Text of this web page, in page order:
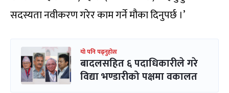
सदस्यता नवीकरण गरेर काम गर्ने मौका दिनुपर्छ ।’
यो पनि पढ्नुहोस
बादलसहित ६ पदाधिकारीले गरे
विद्या भण्डारीको पक्षमा वकालत